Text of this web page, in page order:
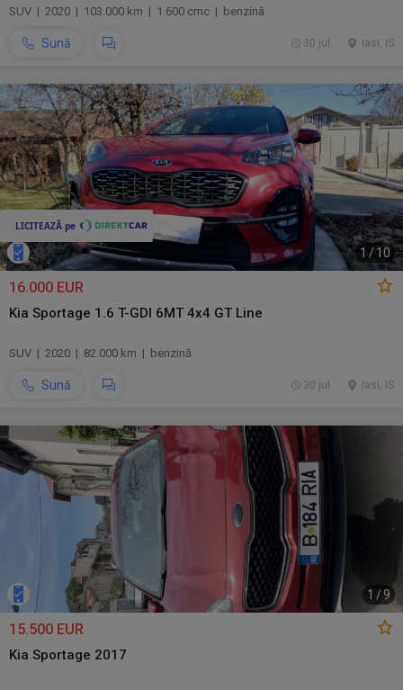
SUV | 2020 | 103.000 km | 1.600 cmc | benzină
Sună Iasi, IS
30 jul.
1 /10
16.000 EUR
Kia Sportage 1.6 T-GDI 6MT 4x4 GT Line
SUV | 2020 | 82.000 km | benzină
Sună Iasi, IS
30 jul.
1 / 9
15.500 EUR
Kia Sportage 2017